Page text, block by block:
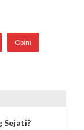
Opini
Sejati?